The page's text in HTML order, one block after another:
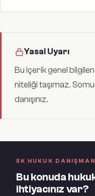
Yasal Uyarı
Bu içerik genel
niteliği taşımaz.
danışınız.
SK HUKUK
Bu konuda
ihtiyacınız var?